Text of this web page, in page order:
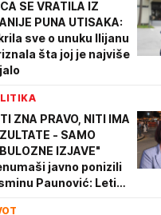
SE VRATILA IZ
PUNA UTISAKA:
sve o unuku Ilijanu
šta joj je najviše
ZNA PRAVO, NITI IMA
- SAMO
IZJAVE"
javno ponizili
Paunović: Leti